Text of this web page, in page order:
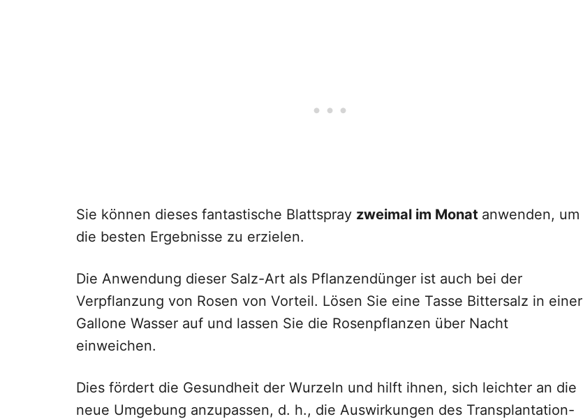
Sie können dieses fantastische Blattspray zweimal im Monat anwenden, um
die besten Ergebnisse zu erzielen.
Die Anwendung dieser Salz-Art als Pflanzendünger ist auch bei der
Verpflanzung von Rosen von Vorteil. Lösen Sie eine Tasse Bittersalz in einer
Gallone Wasser auf und lassen Sie die Rosenpflanzen über Nacht
einweichen.
Dies fördert die Gesundheit der Wurzeln und hilft ihnen, sich leichter an die
neue Umgebung anzupassen, d. h., die Auswirkungen des Transplantation-